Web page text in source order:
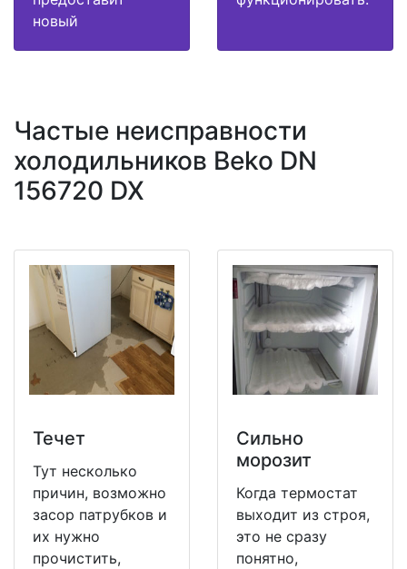
новый
Частые неисправности
холодильников Beko DN
156720 DX
Течет
Тут несколько
причин, возможно
засор патрубков и
их нужно
прочистить,
Сильно
морозит
Когда термостат
выходит из строя,
это не сразу
понятно,